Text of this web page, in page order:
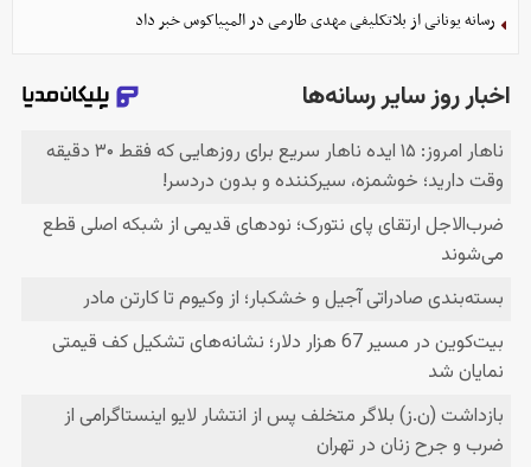
رسانه یونانی از بلاتکلیفی مهدی طارمی در المپیاکوس خبر داد